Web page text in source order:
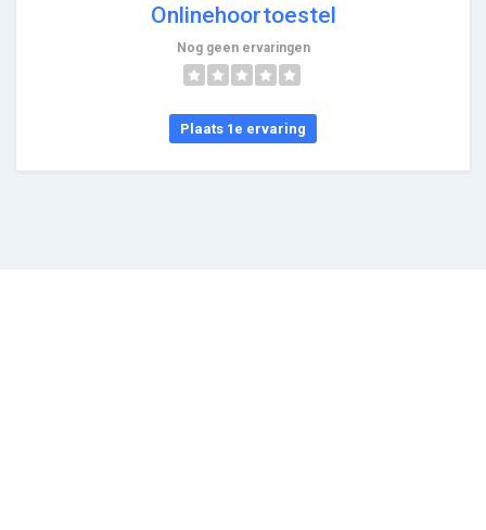
Onlinehoortoestel
Nog geen ervaringen
Plaats 1e ervaring